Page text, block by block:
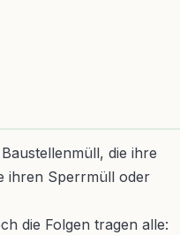
die ihre
ihren Sperrmüll oder
die Folgen tragen alle: